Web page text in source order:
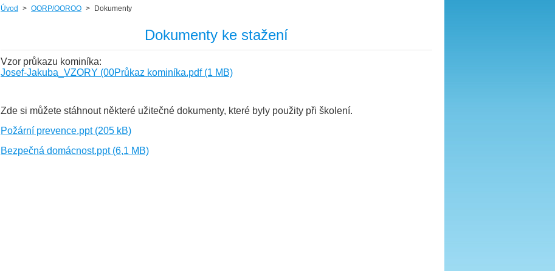
Úvod > OORP/OOROO > Dokumenty
Dokumenty ke stažení
Vzor průkazu kominíka:
Josef-Jakuba_VZORY (00Průkaz kominíka.pdf (1 MB)
Zde si můžete stáhnout některé užitečné dokumenty, které byly použity při školení.
Požární prevence.ppt (205 kB)
Bezpečná domácnost.ppt (6,1 MB)